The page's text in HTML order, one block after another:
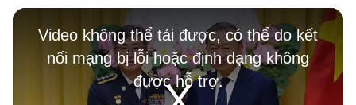
This
window.
Video không thể tải được, có thể do kết
nối mạng bị lỗi hoặc định dạng không
được hỗ trợ.